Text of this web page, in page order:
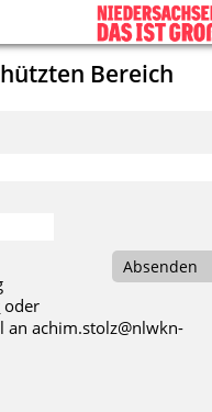
Bereich
Absenden
oder
anachim.stolz@nlwkn-